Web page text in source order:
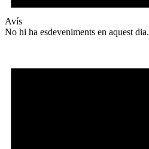
Avís
No hi ha esdeveniments en aquest dia.